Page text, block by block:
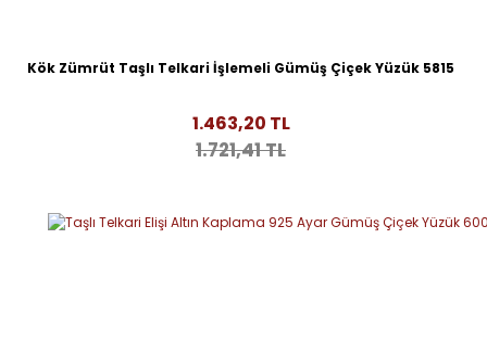
Kök Zümrüt Taşlı Telkari İşlemeli Gümüş Çiçek Yüzük 5815
1.463,20 TL
1.721,41 TL